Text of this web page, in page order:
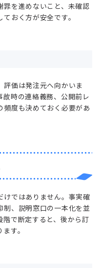
を進めないこと、未確認
おく方が安全です。
価は発注元へ向かいま
時の連絡義務、公開前レ
頻度も決めておく必要があ
けではありません。事実確
制、説明窓口の一本化を並
で断定すると、後から訂
す。